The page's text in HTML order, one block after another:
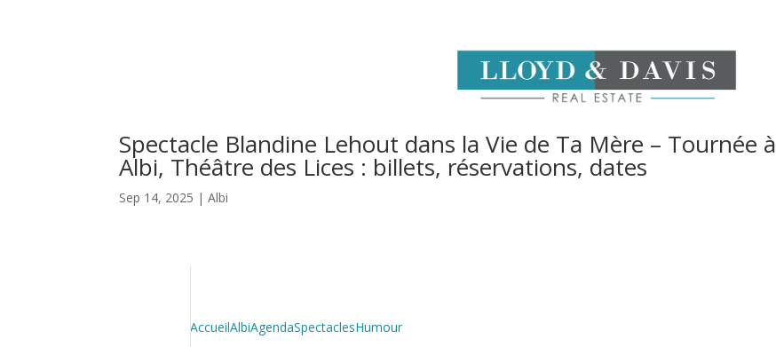
Spectacle Blandine Lehout dans la Vie de Ta Mère – Tournée à
Albi, Théâtre des Lices : billets, réservations, dates
Sep 14, 2025 |Albi
AccueilAlbiAgendaSpectaclesHumour